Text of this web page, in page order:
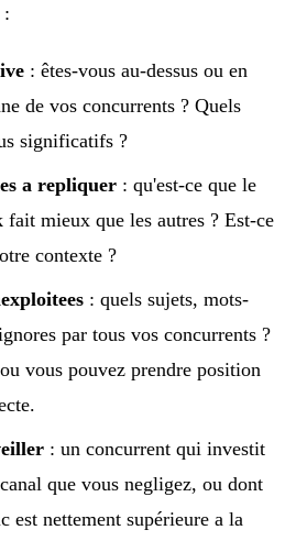
:
: êtes-vous au-dessus ou en
de vos concurrents ? Quels
significatifs ?
a repliquer : qu'est-ce que le
fait mieux que les autres ? Est-ce
contexte ?
: quels sujets, mots-
par tous vos concurrents ?
vous pouvez prendre position
: un concurrent qui investit
que vous negligez, ou dont
est nettement supérieure a la